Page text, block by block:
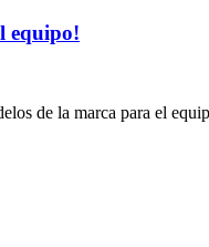
equipo!
de la marca para el